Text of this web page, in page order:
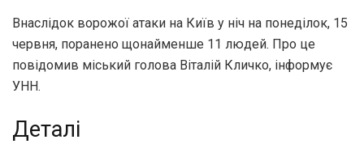
Внаслідок ворожої атаки на Київ у ніч на понеділок, 15
червня, поранено щонайменше 11 людей. Про це
повідомив міський голова Віталій Кличко, інформує
УНН.
Деталі